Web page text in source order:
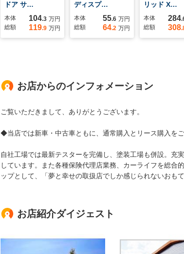
ドア サ…
本体 104.3 万円
総額
119.9 万円
ディスプ…
本体 55.6 万円
総額
64.2 万円
リッド X…
本体 284
総額
308
お店からのインフォメーション
ご覧いただきまして、ありがとうございます。
◆当店では新車・中古車ともに、通常購入とリース購入をご
自社工場では最新テスターを完備し、塗装工場も併設。充
しています。また各種保険代理店業務、カーライフを総合
ップとして、「夢と幸せの取扱店でしか感じられないおも
お店紹介ダイジェスト